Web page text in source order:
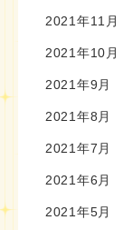
2021年11月
2021年10月
2021年9月
2021年8月
2021年7月
2021年6月
2021年5月